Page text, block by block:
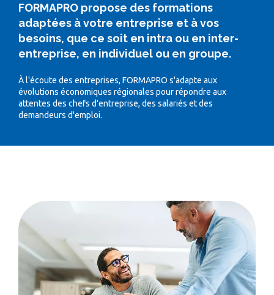
FORMAPRO propose des formations
adaptées à votre entreprise et à vos
besoins, que ce soit en intra ou en inter-
entreprise, en individuel ou en groupe.
À l'écoute des entreprises, FORMAPRO s'adapte aux
évolutions économiques régionales pour répondre aux
attentes des chefs d'entreprise, des salariés et des
demandeurs d'emploi.